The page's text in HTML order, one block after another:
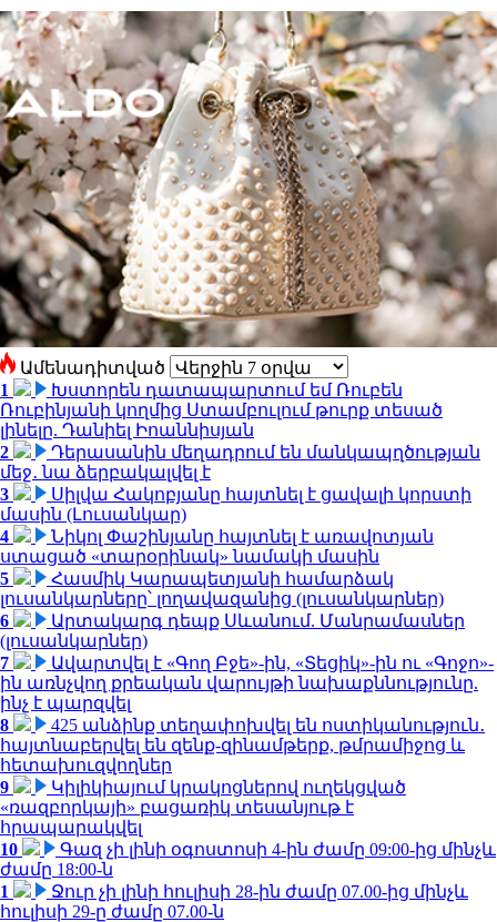
Ամենադիտված
1
Խստորեն դատապարտում եմ Ռուբեն
Ռուբինյանի կողմից Ստամբուլում թուրք տեսած
լինելը. Դանիել Իոաննիսյան
2
Դերասանին մեղադրում են մանկապղծության
մեջ․ նա ձերբակալվել է
3
Սիլվա Հակոբյանը հայտնել է ցավալի կորստի
մասին (Լուսանկար)
4
Նիկոլ Փաշինյանը հայտնել է առավոտյան
ստացած «տարօրինակ» նամակի մասին
5
Հասմիկ Կարապետյանի համարձակ
լուսանկարները՝ լողավազանից (լուսանկարներ)
6
Արտակարգ դեպք Սևանում. Մանրամասներ
(լուսանկարներ)
7
Ավարտվել է «Գող Բջե»-ին, «Տեցիկ»-ին ու «Գոջո»-
ին առնչվող քրեական վարույթի նախաքննությունը.
ինչ է պարզվել
8
425 անձինք տեղափոխվել են ոստիկանություն․
հայտնաբերվել են զենք-զինամթերք, թմրամիջոց և
հետախուզվողներ
9
Կիլիկիայում կրակոցներով ուղեկցված
«ռազբորկայի» բացառիկ տեսանյութ է
հրապարակվել
10
Գազ չի լինի օգոստոսի 4-ին ժամը 09:00-ից մինչև
ժամը 18:00-ն
1
Ջուր չի լինի հուլիսի 28-ին ժամը 07.00-ից մինչև
հուլիսի 29-ը ժամը 07.00-ն